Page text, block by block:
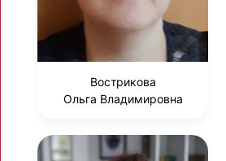
Вострикова
Ольга Владимировна